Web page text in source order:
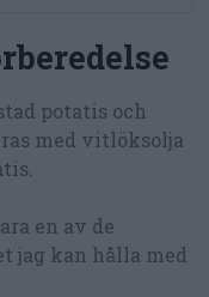
potatis och
med vitlöksolja
en av de
jag kan hålla med